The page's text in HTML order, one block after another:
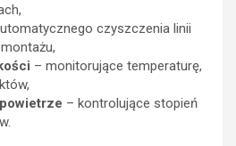
czyszczenia linii
– monitorujące temperaturę,
– kontrolujące stopień